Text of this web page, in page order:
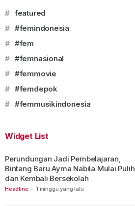
# featured
# #femindonesia
# #fem
# #femnasional
# #femmovie
# #femdepok
# #femmusikindonesia
Widget List
Headline - 1 minggu yang lalu
Perundungan Jadi Pembelajaran,
Bintang Baru Ayma Nabila Mulai Pulih
dan Kembali Bersekolah